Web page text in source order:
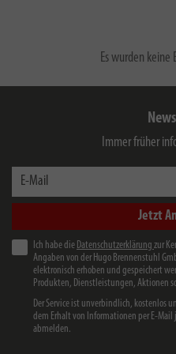
Es wurden keine
Immer früher
E-Mail
Jetzt
Ich habe die Datenschutzerklärung zur
Angaben von der Hugo Brennenstuhl
elektronisch erhoben und gespeichert
Produkten, Dienstleistungen, Aktionen
Der Service ist unverbindlich, kostenlos
dem Erhalt von Informationen per E-
abmelden.